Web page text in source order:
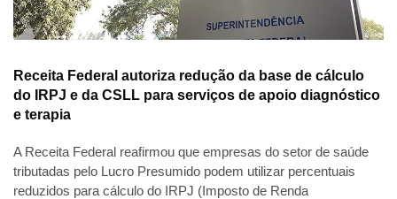
Receita Federal autoriza redução da base de cálculo
do IRPJ e da CSLL para serviços de apoio diagnóstico
e terapia
A Receita Federal reafirmou que empresas do setor de saúde
tributadas pelo Lucro Presumido podem utilizar percentuais
reduzidos para cálculo do IRPJ (Imposto de Renda